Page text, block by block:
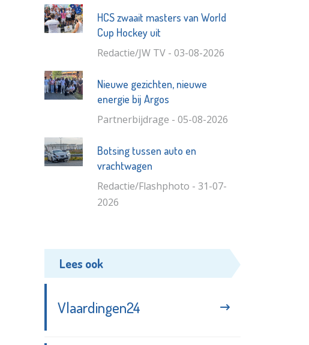
HCS zwaait masters van World
Cup Hockey uit
Redactie/JW TV - 03-08-2026
Nieuwe gezichten, nieuwe
energie bij Argos
Partnerbijdrage - 05-08-2026
Botsing tussen auto en
vrachtwagen
Redactie/Flashphoto - 31-07-
2026
Lees ook
Vlaardingen24